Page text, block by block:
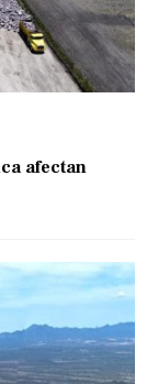
afectan